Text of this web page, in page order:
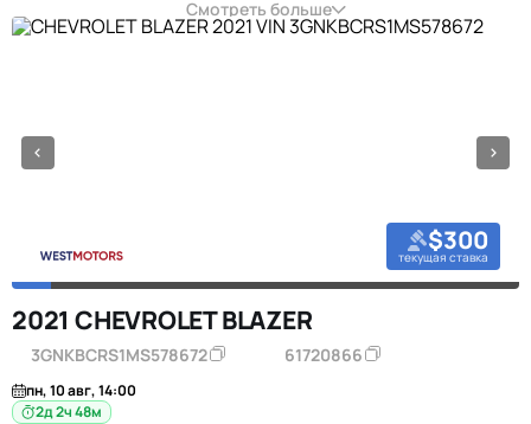
Смотреть больше
$300
текущая ставка
2021 CHEVROLET BLAZER
3GNKBCRS1MS578672 61720866
пн, 10 авг, 14:00
2д 2ч 48м